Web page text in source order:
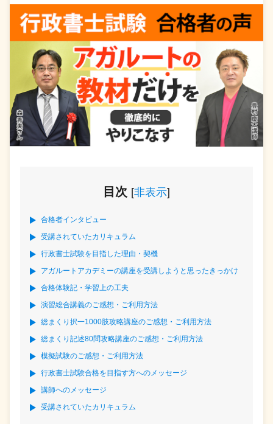
目次 [非表示]
合格者インタビュー
受講されていたカリキュラム
行政書士試験を目指した理由・契機
アガルートアカデミーの講座を受講しようと思ったきっかけ
合格体験記・学習上の工夫
演習総合講義のご感想・ご利用方法
総まくり択一1000肢攻略講座のご感想・ご利用方法
総まくり記述80問攻略講座のご感想・ご利用方法
模擬試験のご感想・ご利用方法
行政書士試験合格を目指す方へのメッセージ
講師へのメッセージ
受講されていたカリキュラム